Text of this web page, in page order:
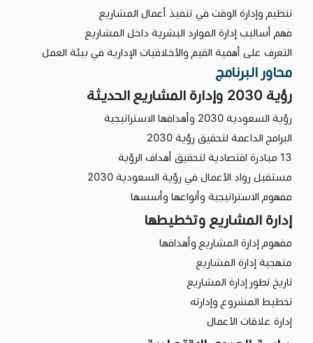
تنظيم وإدارة الوقت في تنفيذ أعمال المشاريع
فهم أساليب إدارة الموارد البشرية داخل المشاريع
التعرف على أهمية القيم والأخلاقيات الإدارية في بيئة العمل
محاور البرنامج
رؤية 2030 وإدارة المشاريع الحديثة
رؤية السعودية 2030 وأهدافها الاستراتيجية
البرامج الداعمة لتحقيق رؤية 2030
13 مبادرة اقتصادية لتحقيق أهداف الرؤية
مستقبل رواد الأعمال في رؤية السعودية 2030
مفهوم الاستراتيجية وأنواعها وأسسها
إدارة المشاريع وتخطيطها
مفهوم إدارة المشاريع وأهدافها
منهجية إدارة المشاريع
تاريخ تطور إدارة المشاريع
تخطيط المشروع وإدارته
إدارة علاقات الأعمال